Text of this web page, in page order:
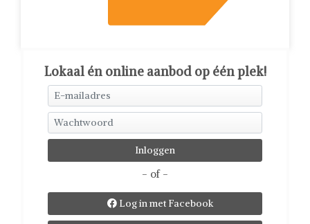
Lokaal én online aanbod op één plek!
- of -
Log in met Facebook